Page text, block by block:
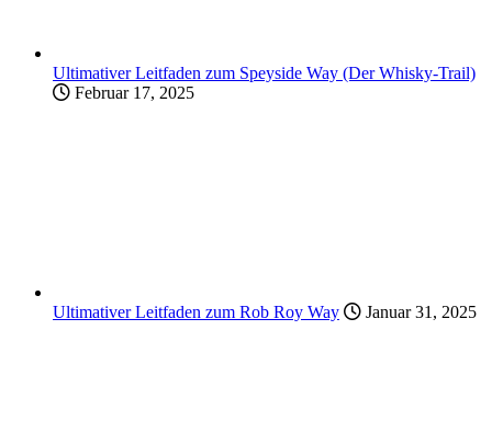
Ultimativer Leitfaden zum Speyside Way (Der Whisky-Trail)
Februar 17, 2025
Ultimativer Leitfaden zum Rob Roy Way Januar 31, 2025